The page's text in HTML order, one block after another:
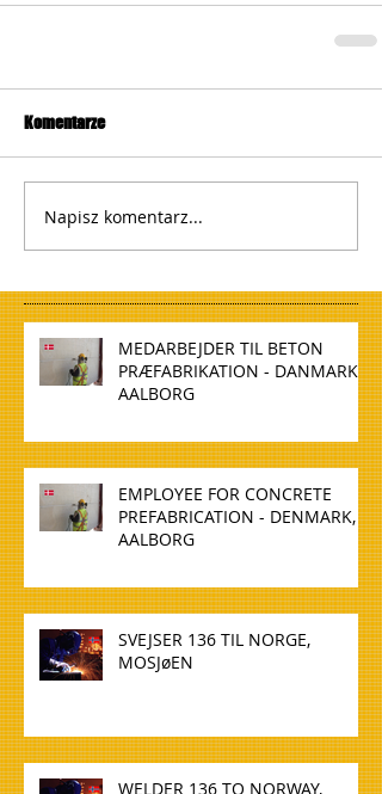
Komentarze
Napisz komentarz...
MEDARBEJDER TIL BETON
PRÆFABRIKATION - DANMARK,
AALBORG
EMPLOYEE FOR CONCRETE
PREFABRICATION - DENMARK,
AALBORG
SVEJSER 136 TIL NORGE,
MOSJøEN
WELDER 136 TO NORWAY,